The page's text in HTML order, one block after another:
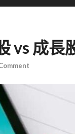
vs 成長